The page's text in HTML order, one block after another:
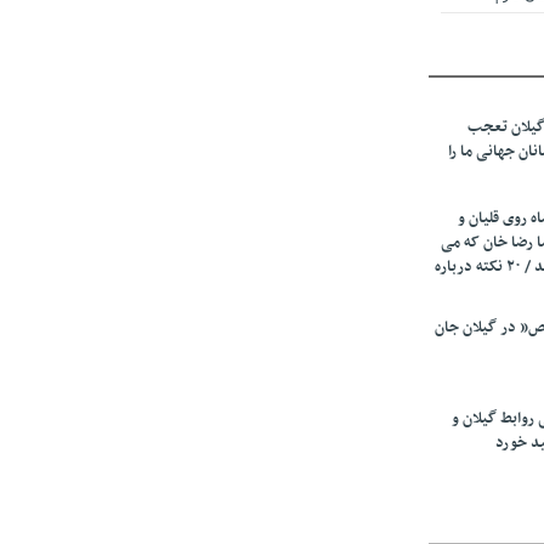
حمایتی
مشخص شد
از مراجع رسمی
ایران و
کشاورزان
تعجب
جهانی ما را
روی قلیان و
رضا خان که می
رفت همه شاد بودند / ۲۰ نکته درباره
در گیلان جان
روابط گیلان و
خورد